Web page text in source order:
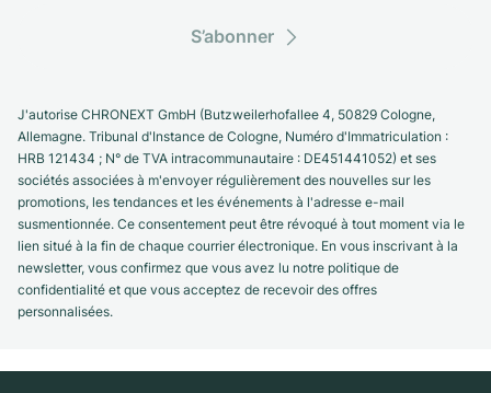
S’abonner
J'autorise CHRONEXT GmbH (Butzweilerhofallee 4, 50829 Cologne,
Allemagne. Tribunal d'Instance de Cologne, Numéro d'Immatriculation :
HRB 121434 ; N° de TVA intracommunautaire : DE451441052) et ses
sociétés associées à m'envoyer régulièrement des nouvelles sur les
promotions, les tendances et les événements à l'adresse e-mail
susmentionnée. Ce consentement peut être révoqué à tout moment via le
lien situé à la fin de chaque courrier électronique. En vous inscrivant à la
newsletter, vous confirmez que vous avez lu notre politique de
confidentialité et que vous acceptez de recevoir des offres
personnalisées.